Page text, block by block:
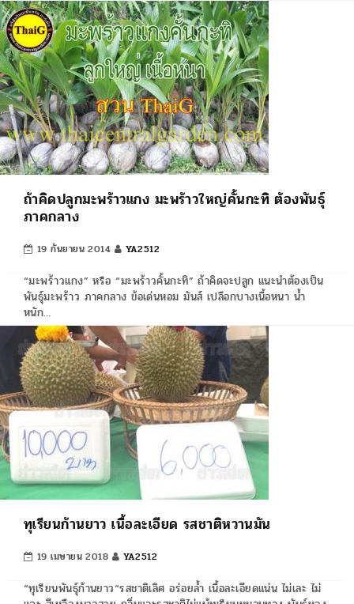
ถ้าคิดปลูกมะพร้าวแกง มะพร้าวใหญ่คั้นกะทิ ต้องพันธุ์
ภาคกลาง
19 กันยายน 2014 YA2512
“มะพร้าวแกง” หรือ “มะพร้าวคั้นกะทิ” ถ้าคิดจะปลูก แนะนำต้องเป็น
พันธุ์มะพร้าว ภาคกลาง ข้อเด่นหอม มันส์ เปลือกบางเนื้อหนา น้ำ
หนัก…
ทุเรียนก้านยาว เนื้อละเอียด รสชาติหวานมัน
19 เมษายน 2018 YA2512
“ทุเรียนพันธุ์ก้านยาว“รสชาติเลิศ อร่อยล้ำ เนื้อละเอียดแน่น ไม่เละ ไม่